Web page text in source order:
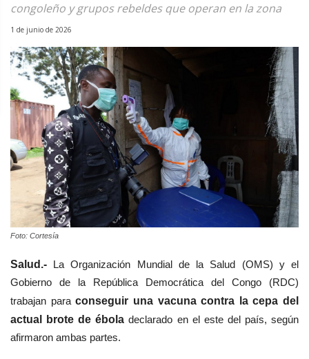
congoleño y grupos rebeldes que operan en la zona
1 de junio de 2026
Foto: Cortesía
Salud.- La Organización Mundial de la Salud (OMS) y el
Gobierno de la República Democrática del Congo (RDC)
trabajan paraconseguir una vacuna contra la cepa del
actual brote de ébola declarado en el este del país, según
afirmaron ambas partes.